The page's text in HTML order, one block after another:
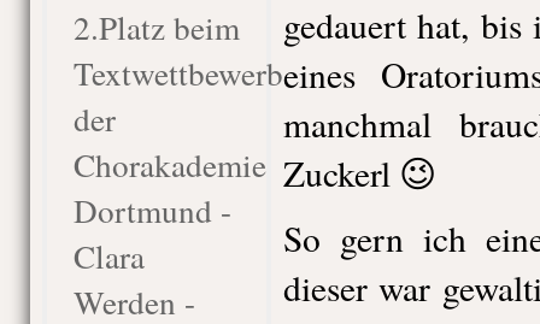
2.Platz beim
Textwettbewerb
der
Chorakademie
Dortmund -
Clara
Werden -
gedauert hat,
eines
manchmal
Zuckerl 😉
So gern ich
dieser war